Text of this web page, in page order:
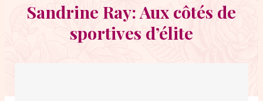
Actus au féminin
Sandrine Ray: Aux côtés de
sportives d’élite